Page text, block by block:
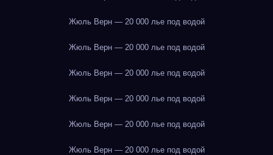
Жюль Верн — 20 000 лье под водой
Жюль Верн — 20 000 лье под водой
Жюль Верн — 20 000 лье под водой
Жюль Верн — 20 000 лье под водой
Жюль Верн — 20 000 лье под водой
Жюль Верн — 20 000 лье под водой